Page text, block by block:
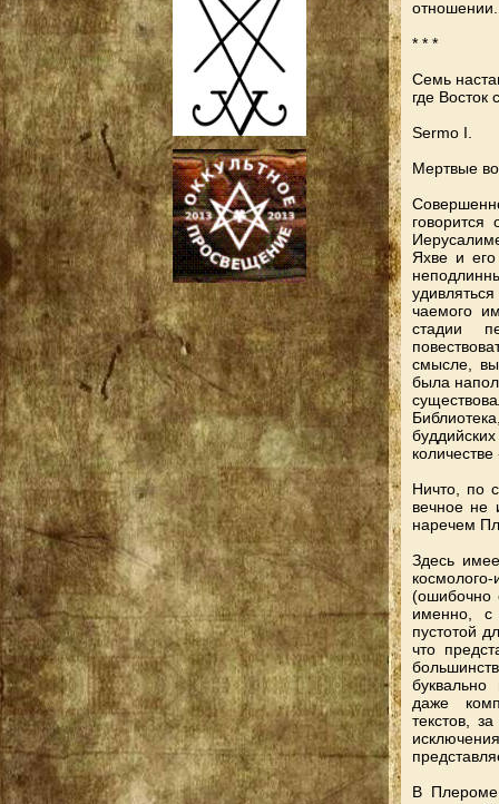
отношении.
* * *
Семь
где Восток
Sermo I.
Мертвые
Яхве и
чаемого
стадии
смысле,
была
Ничто, по
вечное не
наречем
Здесь
(ошибочно
именно, с
пустотой
что
даже
текстов,
В